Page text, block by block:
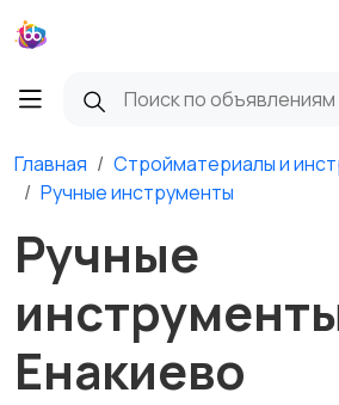
Главная
Стройматериалы и
Ручные инструменты
Ручные
Енакиево